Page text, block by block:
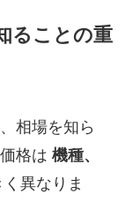
ることの重
相場を知ら
格は 機種、
異なりま